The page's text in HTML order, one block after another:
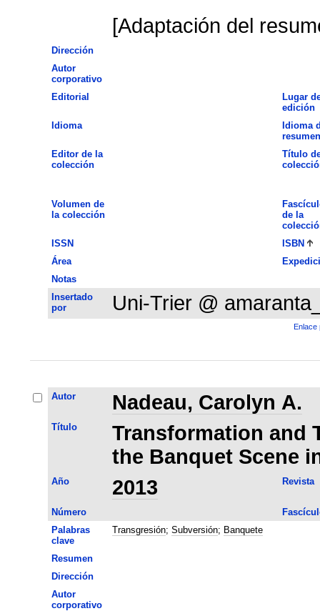
[Adaptación del
Dirección
Autor
corporativo
Editorial
Lugar
edición
Idioma
Idioma
resumen
Editor de la
colección
Título
Volumen de
la colección
de la
ISSN
ISBN
Área
Notas
Insertado
por
Uni-Trier @
Enlace
Autor Nadeau, Carolyn A.
Título
Transformation and
the Banquet Scene
Año 2013 Revista
Número
Palabras
clave
Transgresión; Subversión; Banquete
Resumen
Dirección
Autor
corporativo